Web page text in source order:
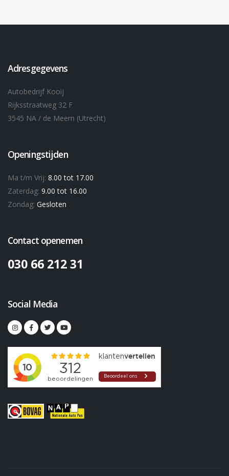
Adresgegevens
Autobedrijf Kooij
Rijksstraatweg 32 F
3545 NA / de Meern (Utrecht)
Openingstijden
Ma t/m Vrij: 8.00 tot 17.00
Zaterdag: 9.00 tot 16.00
Zondag: Gesloten
Contact openemen
030 66 212 31
Social Media